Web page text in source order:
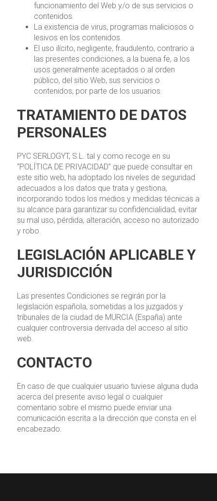
funcionamiento del Web y/o de sus servicios o
contenidos.
La existencia de virus, programas maliciosos o
lesivos en los contenidos.
El uso ilícito, negligente, fraudulento, contrario a
las presentes condiciones, a la buena fe, a los
usos generalmente aceptados o al orden
público, del sitio Web, sus servicios o
contenidos, por parte de los usuarios.
TRATAMIENTO DE DATOS
PERSONALES
PYC SERLOGYT, S.L. tal y como recoge en su
“POLÍTICA DE PRIVACIDAD” que puede consultar en
este sitio web, ha adoptado los niveles de seguridad
adecuados a los datos que trata y gestiona,
incorporando todos los medios y medidas técnicas a
su alcance para garantizar su confidencialidad, evitar
su mal uso, pérdida, alteración, acceso no autorizado
y robo.
LEGISLACIÓN APLICABLE Y
JURISDICCIÓN
Las presentes Condiciones se regirán por la
legislación española, sometidas a los juzgados y
tribunales de la ciudad de MURCIA (España) ante
cualquier controversia derivada del acceso al sitio
web.
CONTACTO
En caso de que cualquier usuario tuviese alguna duda
acerca del presente aviso legal o cualquier
comentario sobre el mismo puede enviar una
comunicación escrita a la dirección que consta en el
encabezado.